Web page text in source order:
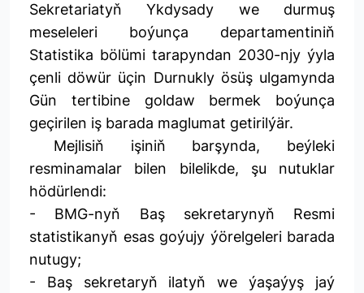
Sekretariatyň Ykdysady we durmuş
meseleleri boýunça departamentiniň
Statistika bölümi tarapyndan 2030-njy ýyla
çenli döwür üçin Durnukly ösüş ulgamynda
Gün tertibine goldaw bermek boýunça
geçirilen iş barada maglumat getirilýär.
Mejlisiň işiniň barşynda, beýleki
resminamalar bilen bilelikde, şu nutuklar
hödürlendi:
- BMG-nyň Baş sekretarynyň Resmi
statistikanyň esas goýujy ýörelgeleri barada
nutugy;
- Baş sekretaryň ilatyň we ýaşaýyş jaý